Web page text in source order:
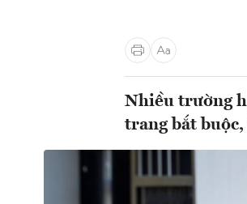
Nhiều trường
trang bắt